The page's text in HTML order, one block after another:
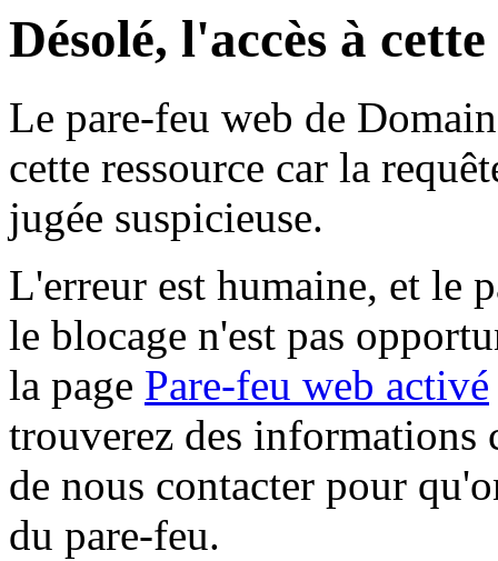
Désolé, l'accès à
Le pare-feu web de
cette ressource car la
jugée suspicieuse.
L'erreur est humaine, et le
le blocage n'est pas
la page Pare-feu web activé
trouverez des informations
de nous contacter pour
du pare-feu.